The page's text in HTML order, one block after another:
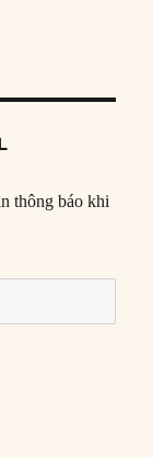
thông báo khi